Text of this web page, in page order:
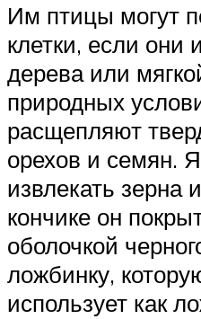
Им птицы могут
клетки, если они
дерева или
природных
расщепляют
орехов и семян.
извлекать зерна
кончике он
оболочкой
ложбинку,
использует как